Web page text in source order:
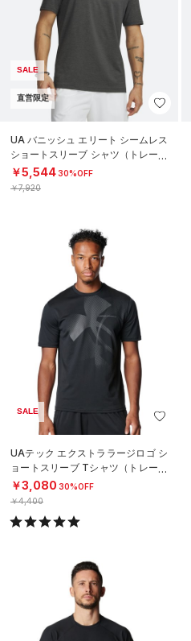
SALE
直営限定
UA バニッシュ エリート シームレス
ショートスリーブ シャツ（トレーニ
ング/MEN）
￥5,54430%OFF
￥7,920
SALE
UAテック エクストララージロゴ シ
ョートスリーブ Tシャツ（トレーニ
ング/MEN）
￥3,080 30%OFF
￥4,400